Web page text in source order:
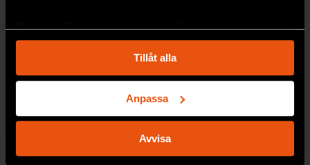
Med din tillåtelse skulle vi även vilja:
som kan ha en noggrannhet på upp till flera meter
Identifiera din enhet genom att aktivt skanna den
för specifika kännetecken (fingeravtryck)
Ta reda på mer om hur dina personliga uppgifter
Tillåt alla
Anpassa
Avvisa
forskar
Jendle.
S